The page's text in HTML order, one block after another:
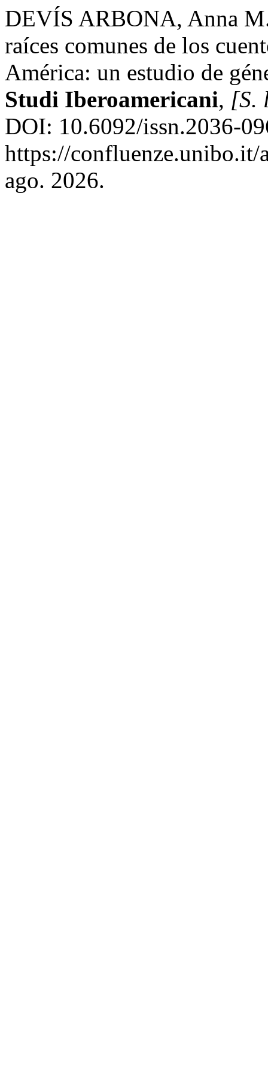
DEVÍS ARBONA, Anna
raíces comunes de los
América: un estudio de
Studi Iberoamericani, [S.
DOI: 10.6092/issn.2036-
https://confluenze.unibo.it/
ago. 2026.